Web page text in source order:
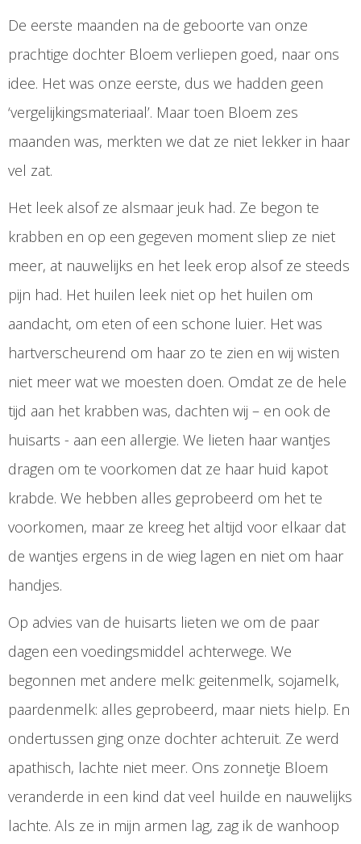
De eerste maanden na de geboorte van onze
prachtige dochter Bloem verliepen goed, naar ons
idee. Het was onze eerste, dus we hadden geen
‘vergelijkingsmateriaal’. Maar toen Bloem zes
maanden was, merkten we dat ze niet lekker in haar
vel zat.
Het leek alsof ze alsmaar jeuk had. Ze begon te
krabben en op een gegeven moment sliep ze niet
meer, at nauwelijks en het leek erop alsof ze steeds
pijn had. Het huilen leek niet op het huilen om
aandacht, om eten of een schone luier. Het was
hartverscheurend om haar zo te zien en wij wisten
niet meer wat we moesten doen. Omdat ze de hele
tijd aan het krabben was, dachten wij – en ook de
huisarts - aan een allergie. We lieten haar wantjes
dragen om te voorkomen dat ze haar huid kapot
krabde. We hebben alles geprobeerd om het te
voorkomen, maar ze kreeg het altijd voor elkaar dat
de wantjes ergens in de wieg lagen en niet om haar
handjes.
Op advies van de huisarts lieten we om de paar
dagen een voedingsmiddel achterwege. We
begonnen met andere melk: geitenmelk, sojamelk,
paardenmelk: alles geprobeerd, maar niets hielp. En
ondertussen ging onze dochter achteruit. Ze werd
apathisch, lachte niet meer. Ons zonnetje Bloem
veranderde in een kind dat veel huilde en nauwelijks
lachte. Als ze in mijn armen lag, zag ik de wanhoop